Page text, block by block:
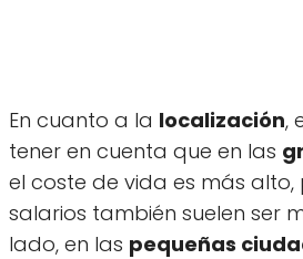
En cuanto a la localización,
tener en cuenta que en las
el coste de vida es más alto,
salarios también suelen ser
lado, en las pequeñas